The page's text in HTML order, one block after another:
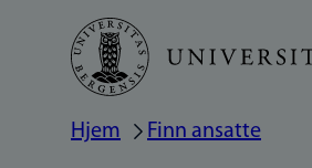
Hopp
hovedinnhold
Navigasjonssti
Hjem Finn ansatte